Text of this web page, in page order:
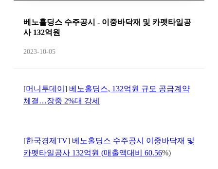
베노홀딩스 수주공시 - 이중바닥재 및 카펫타일공
사 132억원
2023-10-05
[머니투데이 ] 베노홀딩스, 132억원 규모 공급계약
체결…장중 2%대 강세
[한국경제TV] 베노홀딩스 수주공시 이중바닥재 및
카펫타일공사 132억원 (매출액대비 60.56%)